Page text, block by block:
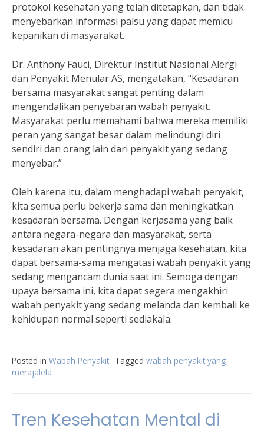
protokol kesehatan yang telah ditetapkan, dan tidak
menyebarkan informasi palsu yang dapat memicu
kepanikan di masyarakat.
Dr. Anthony Fauci, Direktur Institut Nasional Alergi
dan Penyakit Menular AS, mengatakan, “Kesadaran
bersama masyarakat sangat penting dalam
mengendalikan penyebaran wabah penyakit.
Masyarakat perlu memahami bahwa mereka memiliki
peran yang sangat besar dalam melindungi diri
sendiri dan orang lain dari penyakit yang sedang
menyebar.”
Oleh karena itu, dalam menghadapi wabah penyakit,
kita semua perlu bekerja sama dan meningkatkan
kesadaran bersama. Dengan kerjasama yang baik
antara negara-negara dan masyarakat, serta
kesadaran akan pentingnya menjaga kesehatan, kita
dapat bersama-sama mengatasi wabah penyakit yang
sedang mengancam dunia saat ini. Semoga dengan
upaya bersama ini, kita dapat segera mengakhiri
wabah penyakit yang sedang melanda dan kembali ke
kehidupan normal seperti sediakala.
Posted in Wabah Penyakit Tagged wabah penyakit yang
merajalela
Tren Kesehatan Mental di